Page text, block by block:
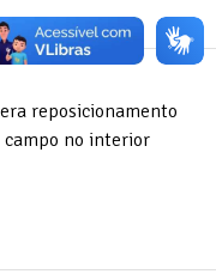
reposicionamento
campo no interior